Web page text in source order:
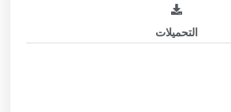
التحميلات